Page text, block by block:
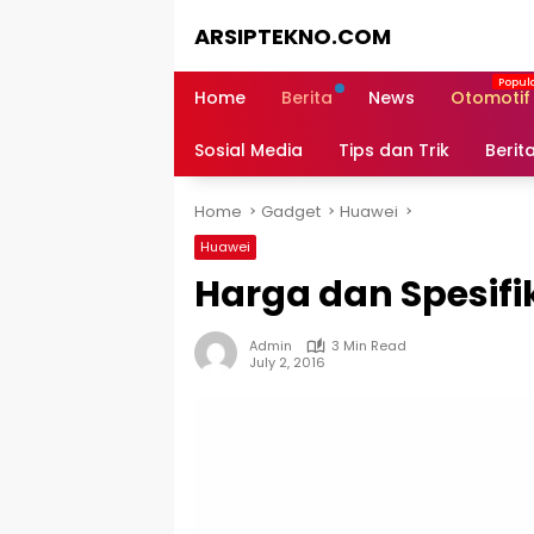
ARSIPTEKNO.COM
Informasi
Home Berita News Otomotif
Sosial Media Tips dan Trik
Home Gadget Huawei
Huawei
Harga dan
Admin
3 Min Read
July 2, 2016